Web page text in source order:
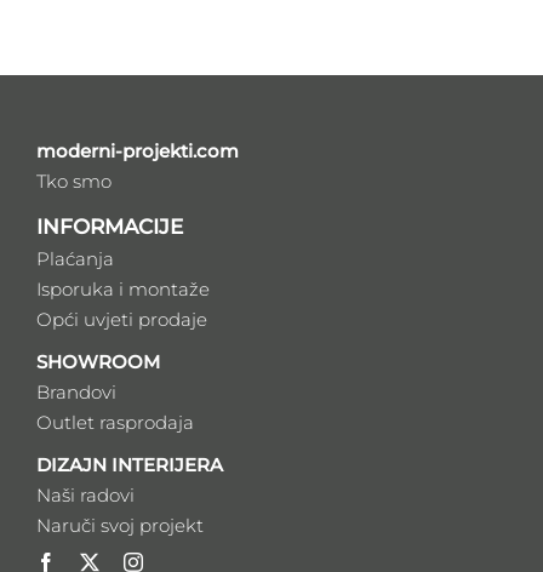
moderni-projekti.com
Tko smo
INFORMACIJE
Plaćanja
Isporuka i montaže
Opći uvjeti prodaje
SHOWROOM
Brandovi
Outlet rasprodaja
DIZAJN INTERIJERA
Naši radovi
Naruči svoj projekt